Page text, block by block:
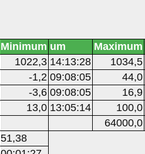
Minimum um Maximum
1022,3 14:13:28 1034,5
-1,2 09:08:05 44,0
-3,6 09:08:05 16,9
13,0 13:05:14 100,0
64000,0
51,38